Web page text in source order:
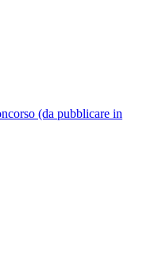
(da pubblicare in